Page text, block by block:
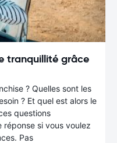
tranquillité grâce
? Quelles sont les
? Et quel est alors le
questions
si vous voulez
Pas